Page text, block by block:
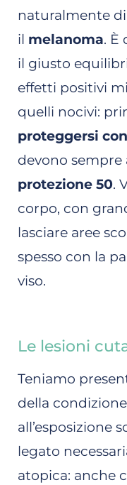
naturalmente
il melanoma. È
il giusto
effetti positivi
quelli nocivi:
proteggersi
devono sempre
protezione 50.
corpo, con
lasciare aree
spesso con la
viso.
Le lesioni
Teniamo
della
all’esposizione
legato
atopica: anche